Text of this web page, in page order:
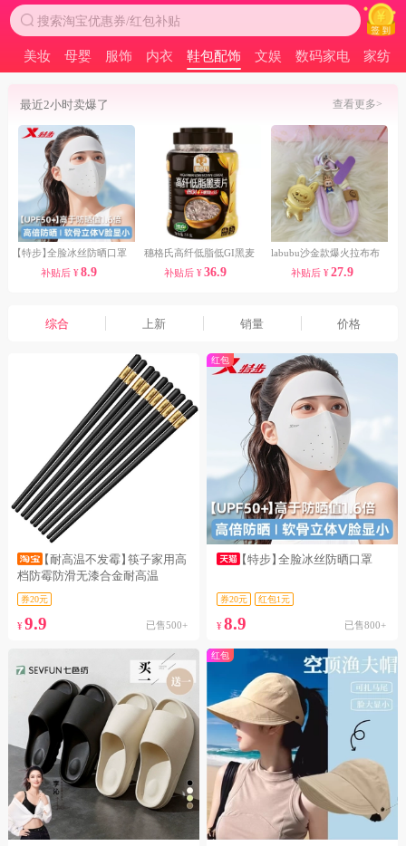
搜索淘宝优惠券/红包补贴
美妆 母婴 服饰 内衣 鞋包配饰 文娱 数码家电 家纺
最近2小时卖爆了 查看更多>
【特步】全脸冰丝防晒口罩
补贴后 ¥8.9
穗格氏高纤低脂低GI黑麦
片1kg/罐
补贴后 ¥ 36.9
labubu沙金款爆火拉布布
手机挂件宝宝挂饰
补贴后 ¥27.9
综合 上新 销量 价格
【耐高温不发霉】筷子家用高
档防霉防滑无漆合金耐高温
券20元
¥ 9.9 已售500+
红包
【特步】全脸冰丝防晒口罩
券20元 红包1元
¥8.9 已售800+
红包